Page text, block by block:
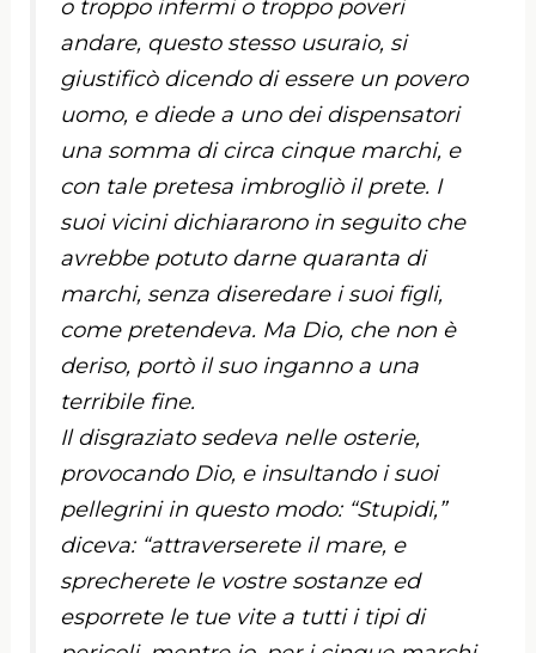
o troppo infermi o troppo poveri
andare, questo stesso usuraio, si
giustificò dicendo di essere un povero
uomo, e diede a uno dei dispensatori
una somma di circa cinque marchi, e
con tale pretesa imbrogliò il prete. I
suoi vicini dichiararono in seguito che
avrebbe potuto darne quaranta di
marchi, senza diseredare i suoi figli,
come pretendeva. Ma Dio, che non è
deriso, portò il suo inganno a una
terribile fine.
Il disgraziato sedeva nelle osterie,
provocando Dio, e insultando i suoi
pellegrini in questo modo: “Stupidi,”
diceva: “attraverserete il mare, e
sprecherete le vostre sostanze ed
esporrete le tue vite a tutti i tipi di